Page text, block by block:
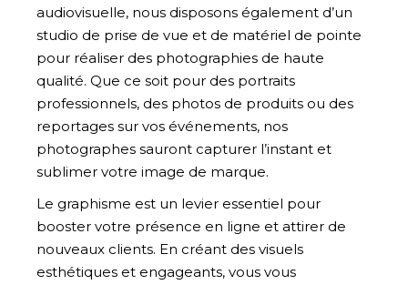
audiovisuelle, nous disposons également d’un
studio de prise de vue et de matériel de pointe
pour réaliser des photographies de haute
qualité. Que ce soit pour des portraits
professionnels, des photos de produits ou des
reportages sur vos événements, nos
photographes sauront capturer l’instant et
sublimer votre image de marque.
Le graphisme est un levier essentiel pour
booster votre présence en ligne et attirer de
nouveaux clients. En créant des visuels
esthétiques et engageants, vous vous